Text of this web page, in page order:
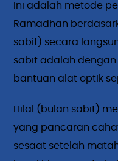
Ini adalah metode
Ramadhan
sabit) secara
sabit adalah
bantuan alat optik
Hilal (bulan sabit)
yang pancaran
sesaat setelah